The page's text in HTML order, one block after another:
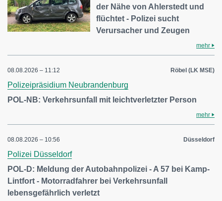
der Nähe von Ahlerstedt und
flüchtet - Polizei sucht
Verursacher und Zeugen
mehr
08.08.2026 – 11:12 Röbel (LK MSE)
Polizeipräsidium Neubrandenburg
POL-NB: Verkehrsunfall mit leichtverletzter Person
mehr
08.08.2026 – 10:56 Düsseldorf
Polizei Düsseldorf
POL-D: Meldung der Autobahnpolizei - A 57 bei Kamp-
Lintfort - Motorradfahrer bei Verkehrsunfall
lebensgefährlich verletzt